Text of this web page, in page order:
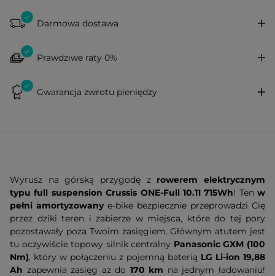
Darmowa dostawa
Prawdziwe raty 0%
Gwarancja zwrotu pieniędzy
Wyrusz na górską przygodę z rowerem elektrycznym
typu full suspension Crussis ONE-Full 10.11 715Wh! Ten w
pełni amortyzowany e-bike bezpiecznie przeprowadzi Cię
przez dziki teren i zabierze w miejsca, które do tej pory
pozostawały poza Twoim zasięgiem. Głównym atutem jest
tu oczywiście topowy silnik centralny Panasonic GXM (100
Nm), który w połączeniu z pojemną baterią LG Li-ion 19,88
Ah zapewnia zasięg aż do 170 km na jednym ładowaniu!